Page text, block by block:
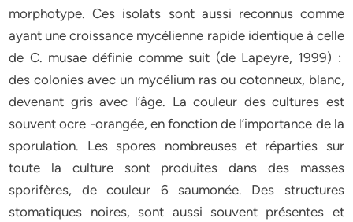
morphotype. Ces isolats sont aussi reconnus comme
ayant une croissance mycélienne rapide identique à celle
de C. musae définie comme suit (de Lapeyre, 1999) :
des colonies avec un mycélium ras ou cotonneux, blanc,
devenant gris avec l’âge. La couleur des cultures est
souvent ocre -orangée, en fonction de l’importance de la
sporulation. Les spores nombreuses et réparties sur
toute la culture sont produites dans des masses
sporifères, de couleur 6 saumonée. Des structures
stomatiques noires, sont aussi souvent présentes et